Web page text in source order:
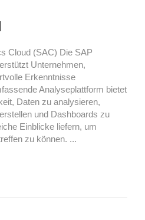
Cloud (SAC) Die SAP
Unternehmen,
Erkenntnisse
Analyseplattform bietet
Daten zu analysieren,
und Dashboards zu
Einblicke liefern, um
zu können. ...